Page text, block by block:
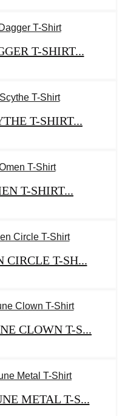
T-SHIRT...
T-SHIRT...
T-SHIRT...
CIRCLE T-SH...
CLOWN T-S...
METAL T-S...